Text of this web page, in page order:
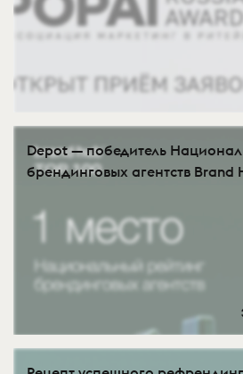
Depot — победитель
брендинговых агентств